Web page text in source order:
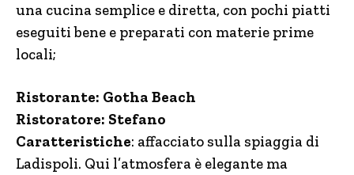
una cucina semplice e diretta, con pochi piatti
eseguiti bene e preparati con materie prime
locali;
Ristorante: Gotha Beach
Ristoratore: Stefano
Caratteristiche: affacciato sulla spiaggia di
Ladispoli. Qui l’atmosfera è elegante ma